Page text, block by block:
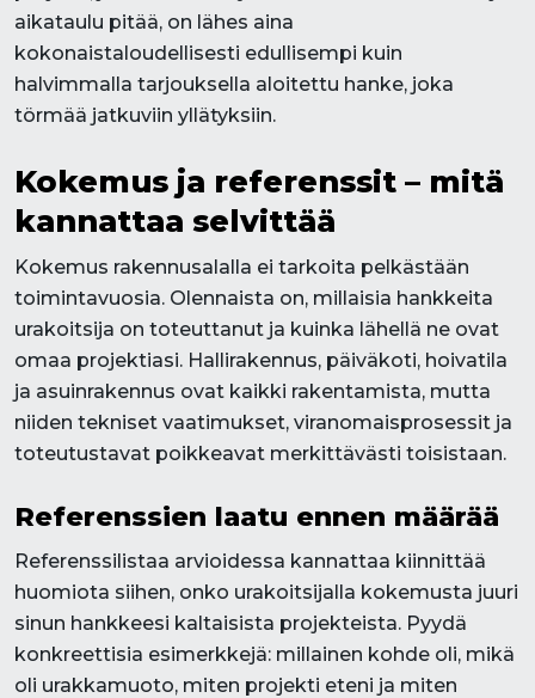
aikataulu pitää, on lähes aina
kokonaistaloudellisesti edullisempi kuin
halvimmalla tarjouksella aloitettu hanke, joka
törmää jatkuviin yllätyksiin.
Kokemus ja referenssit – mitä
kannattaa selvittää
Kokemus rakennusalalla ei tarkoita pelkästään
toimintavuosia. Olennaista on, millaisia hankkeita
urakoitsija on toteuttanut ja kuinka lähellä ne ovat
omaa projektiasi. Hallirakennus, päiväkoti, hoivatila
ja asuinrakennus ovat kaikki rakentamista, mutta
niiden tekniset vaatimukset, viranomaisprosessit ja
toteutustavat poikkeavat merkittävästi toisistaan.
Referenssien laatu ennen määrää
Referenssilistaa arvioidessa kannattaa kiinnittää
huomiota siihen, onko urakoitsijalla kokemusta juuri
sinun hankkeesi kaltaisista projekteista. Pyydä
konkreettisia esimerkkejä: millainen kohde oli, mikä
oli urakkamuoto, miten projekti eteni ja miten